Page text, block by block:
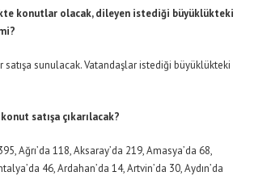
konutlar olacak, dileyen istediği büyüklükteki
sunulacak. Vatandaşlar istediği büyüklükteki
satışa çıkarılacak?
Ağrı’da 118, Aksaray’da 219, Amasya’da 68,
46, Ardahan’da 14, Artvin’da 30, Aydın’da